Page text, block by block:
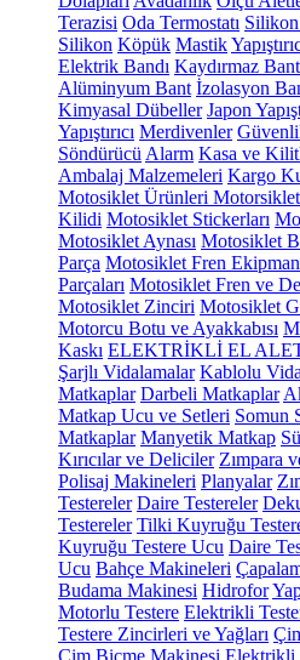
Terazisi Oda Termostatı
Silikon Köpük Mastik
Elektrik Bandı Kaydırmaz Bant
Alüminyum Bant İzolasyon
Kimyasal Dübeller Japon
Yapıştırıcı Merdivenler
Söndürücü Alarm Kasa ve
Ambalaj Malzemeleri Kargo
Motosiklet Ürünleri Motorsiklet
Kilidi Motosiklet Stickerları
Motosiklet Aynası Motosiklet
Parça Motosiklet Fren
Parçaları Motosiklet Fren ve
Motosiklet Zinciri Motosiklet
Motorcu Botu ve Ayakkabısı
Kaskı ELEKTRİKLİ EL
Şarjlı Vidalamalar Kablolu
Matkaplar Darbeli Matkaplar
Matkap Ucu ve Setleri Somun
Matkaplar Manyetik Matkap
Kırıcılar ve Deliciler Zımpara
Polisaj Makineleri Planyalar
Testereler Daire Testereler
Testereler Tilki Kuyruğu
Kuyruğu Testere Ucu Daire
Ucu Bahçe Makineleri
Budama Makinesi Hidrofor
Motorlu Testere Elektrikli
Testere Zincirleri ve Yağları
Çim Biçme Makinesi Elektrikli